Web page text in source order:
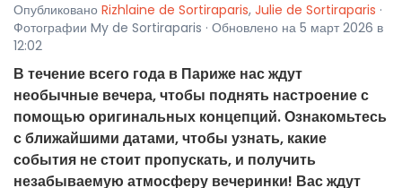
Опубликовано Rizhlaine de Sortiraparis, Julie de Sortiraparis ·
Фотографии My de Sortiraparis · Обновлено на 5 март 2026 в
12:02
В течение всего года в Париже нас ждут
необычные вечера, чтобы поднять настроение с
помощью оригинальных концепций. Ознакомьтесь
с ближайшими датами, чтобы узнать, какие
события не стоит пропускать, и получить
незабываемую атмосферу вечеринки! Вас ждут